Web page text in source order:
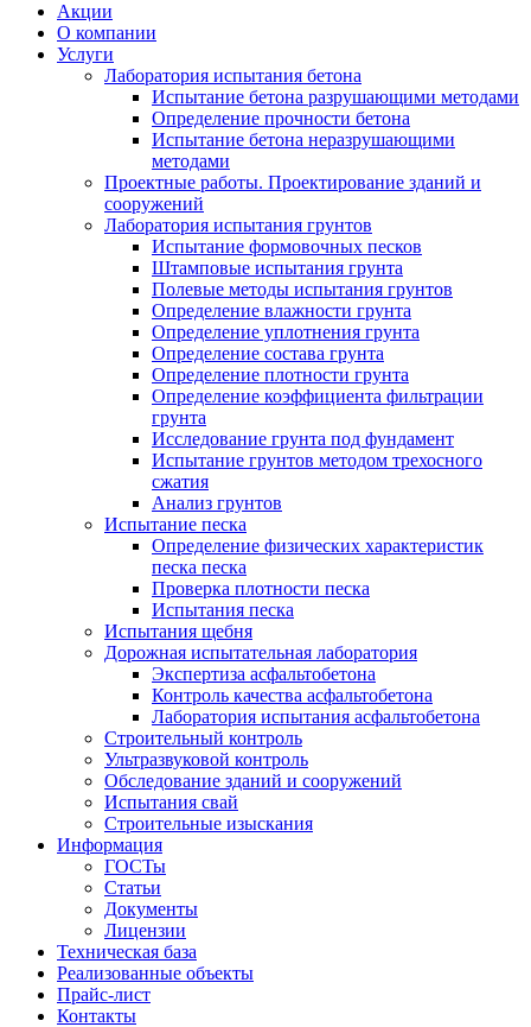
Акции
О компании
Услуги
Лаборатория испытания бетона
Испытание бетона разрушающими методами
Определение прочности бетона
Испытание бетона неразрушающими
методами
Проектные работы. Проектирование зданий и
сооружений
Лаборатория испытания грунтов
Испытание формовочных песков
Штамповые испытания грунта
Полевые методы испытания грунтов
Определение влажности грунта
Определение уплотнения грунта
Определение состава грунта
Определение плотности грунта
Определение коэффициента фильтрации
грунта
Исследование грунта под фундамент
Испытание грунтов методом трехосного
сжатия
Анализ грунтов
Испытание песка
Определение физических характеристик
песка песка
Проверка плотности песка
Испытания песка
Испытания щебня
Дорожная испытательная лаборатория
Экспертиза асфальтобетона
Контроль качества асфальтобетона
Лаборатория испытания асфальтобетона
Строительный контроль
Ультразвуковой контроль
Обследование зданий и сооружений
Испытания свай
Строительные изыскания
Информация
ГОСТы
Статьи
Документы
Лицензии
Техническая база
Реализованные объекты
Прайс-лист
Контакты